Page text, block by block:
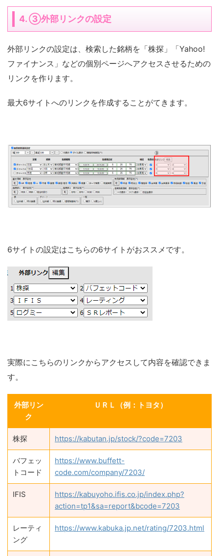
4. ③外部リンクの設定
外部リンクの設定は、検索した銘柄を「株探」「Yahoo!
ファイナンス」などの個別ページへアクセスさせるための
リンクを作ります。
最大6サイトへのリンクを作成することがてきます。
6サイトの設定はこちらの6サイトがおススメです。
実際にこちらのリンクからアクセスして内容を確認できま
す。
外部リン
ク
ＵＲＬ（例：トヨタ）
株探 https://kabutan.jp/stock/?code=7203
バフェッ
トコード
https://www.buffett-
code.com/company/7203/
IFIS
https://kabuyoho.ifis.co.jp/index.php?
action=tp1&sa=report&bcode=7203
レーティ
ング
https://www.kabuka.jp.net/rating/7203.html